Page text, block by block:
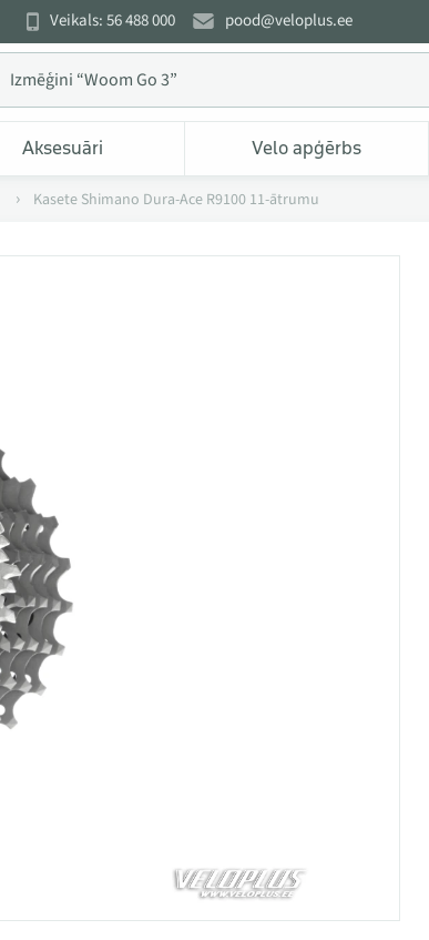
Veikals: 56 488 000 pood@veloplus.ee
Aksesuāri Velo apģērbs
Kasete Shimano Dura-Ace R9100 11-ātrumu